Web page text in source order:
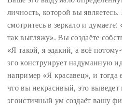
личность, которой вы
смотритесь в зеркало и
так выгляжу». Вы создаёте
«Я такой, я эдакий, а всё
эго конструирует надуманную
например «Я красавец», и тогда
что вы некрасивый, это
эгоистичный ум создаёт вашу